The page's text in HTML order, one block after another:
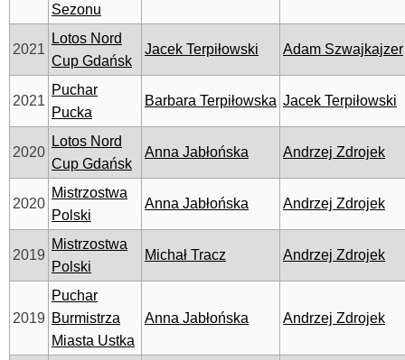
Sezonu
2021
Lotos Nord
Cup Gdańsk
Jacek Terpiłowski Adam Szwajkajzer
2021
Puchar
Pucka
Barbara Terpiłowska Jacek Terpiłowski
2020
Lotos Nord
Cup Gdańsk
Anna Jabłońska Andrzej Zdrojek
2020
Mistrzostwa
Polski
Anna Jabłońska Andrzej Zdrojek
2019
Mistrzostwa
Polski
Michał Tracz Andrzej Zdrojek
2019
Puchar
Burmistrza
Miasta Ustka
Anna Jabłońska Andrzej Zdrojek